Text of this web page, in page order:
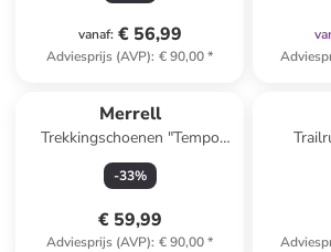
vanaf: € 56,99
Adviesprijs (AVP): € 90,00*
Merrell
Trekkingschoenen "Tempo
EXP" olijfgroen
-33%
€ 59,99
Adviesprijs (AVP): € 90,00*